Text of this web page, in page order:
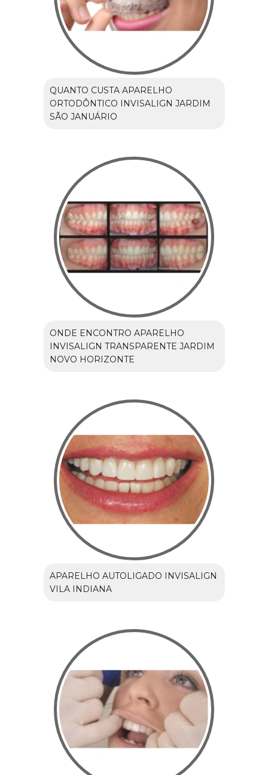
QUANTO CUSTA APARELHO
ORTODÔNTICO INVISALIGN JARDIM
SÃO JANUÁRIO
ONDE ENCONTRO APARELHO
INVISALIGN TRANSPARENTE JARDIM
NOVO HORIZONTE
APARELHO AUTOLIGADO INVISALIGN
VILA INDIANA